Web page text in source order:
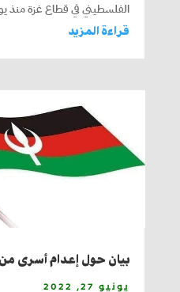
الفلسطيني في قطاع غزة منذ
قراءة المزيد
بيان حول إعدام أسرى
يونيو 27, 2022